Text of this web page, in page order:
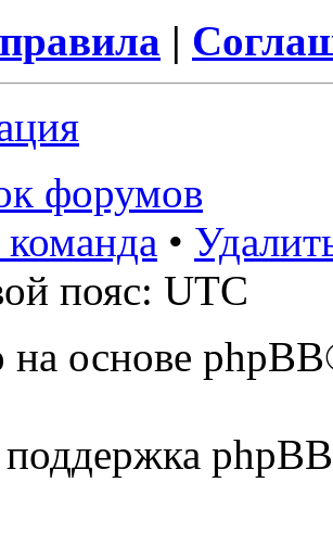
|
форумов
•
пояс: UTC
на основе
поддержка phpBB